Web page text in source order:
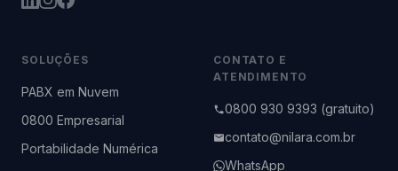
SOLUÇÕES
PABX em Nuvem
0800 Empresarial
Portabilidade Numérica
CONTATO E
ATENDIMENTO
0800 930 9393 (gratuito)
contato@nilara.com.br
WhatsApp